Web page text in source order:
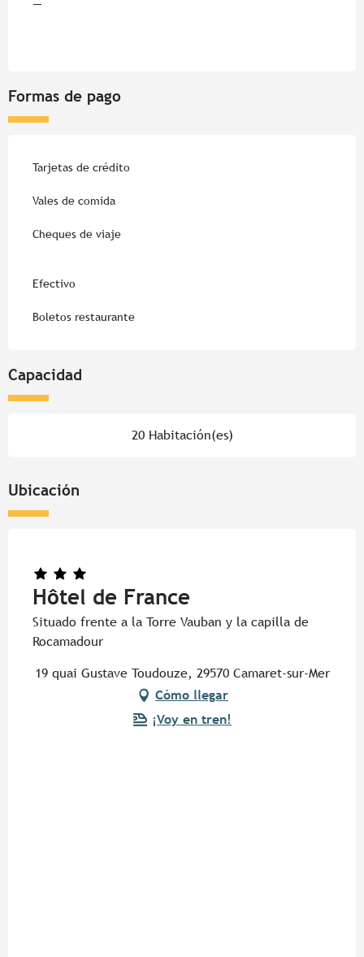
—
Formas de pago
Tarjetas de crédito
Vales de comida
Cheques de viaje
Efectivo
Boletos restaurante
Capacidad
20 Habitación(es)
Ubicación
Hôtel de France
Situado frente a la Torre Vauban y la capilla de
Rocamadour
19 quai Gustave Toudouze, 29570 Camaret-sur-Mer
Cómo llegar
¡Voy en tren!